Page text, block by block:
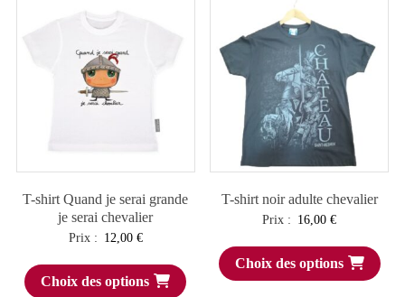
T-shirt Quand je serai grande
je serai chevalier
Prix : 12,00 €
Choix des options
T-shirt noir adulte chevalier
Prix : 16,00€
Choix des options